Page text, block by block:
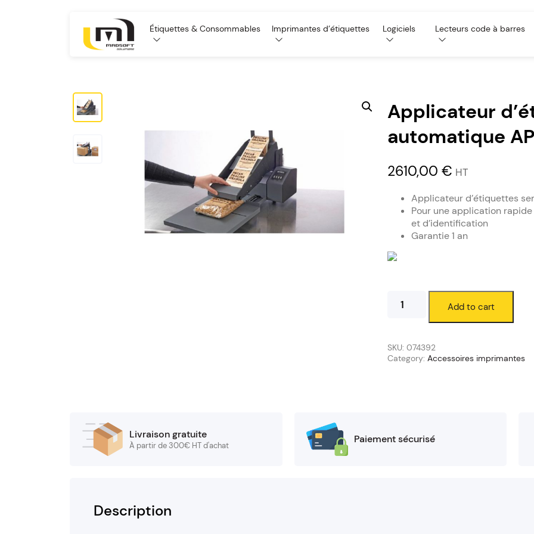
Étiquettes & Consommables Imprimantes d’étiquettes Logiciels Lecteurs code à barres
Applicateur
automatique
2610,00 € HT
Applicateur d’étiquettes
Pour une application
et d’identification
Garantie 1 an
Applicateur
d'étiquettes
AP550e
quantity
Add to cart
SKU: 074392
Category: Accessoires imprimantes
Livraison gratuite
À partir de 300€ HT d'achat Paiement sécurisé
Description